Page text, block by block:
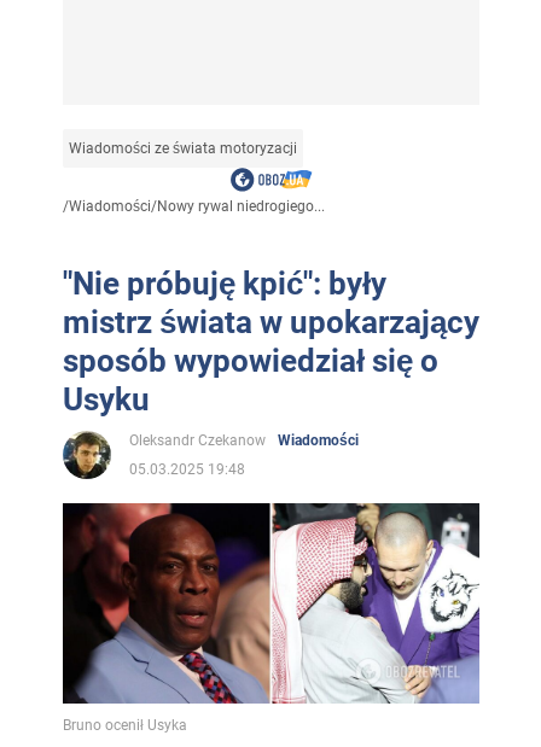
Wiadomości ze świata motoryzacji
/Wiadomości/Nowy rywal niedrogiego...
"Nie próbuję kpić": były
mistrz świata w upokarzający
sposób wypowiedział się o
Usyku
Oleksandr Czekanow
Wiadomości
05.03.2025 19:48
Bruno ocenił Usyka